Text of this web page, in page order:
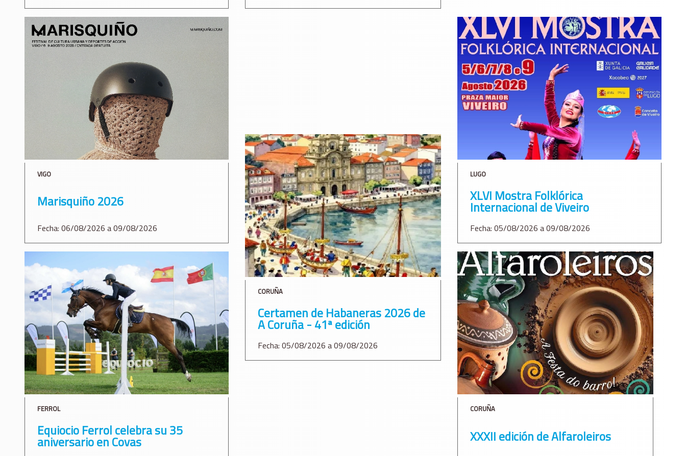
VIGO
Marisquiño 2026
Fecha: 06/08/2026 a 09/08/2026
CORUÑA
Certamen de Habaneras 2026 de
A Coruña - 41ª edición
Fecha: 05/08/2026 a 09/08/2026
LUGO
XLVI Mostra Folklórica
Internacional de Viveiro
Fecha: 05/08/2026 a 09/08/2026
FERROL
Equiocio Ferrol celebra su 35
aniversario en Covas
CORUÑA
XXXII edición de Alfaroleiros